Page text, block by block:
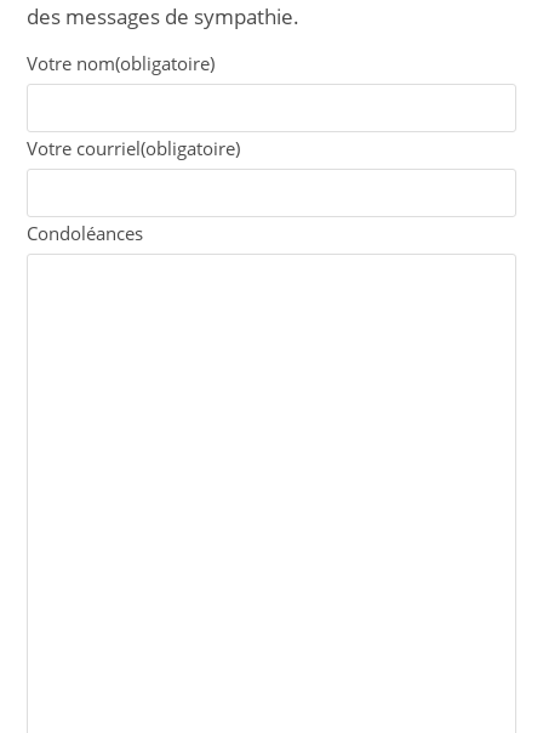
des messages de sympathie.
Votre nom(obligatoire)
Votre courriel(obligatoire)
Condoléances